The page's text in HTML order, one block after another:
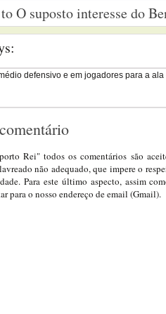
O suposto interesse do
defensivo e em jogadores para a
Rei" todos os comentários são
não adequado, que impere o
Para este último aspecto, assim
para o nosso endereço de email (Gmail).